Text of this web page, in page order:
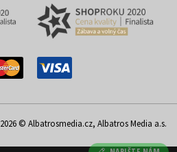
2026 © Albatrosmedia.cz, Albatros Media a.s.